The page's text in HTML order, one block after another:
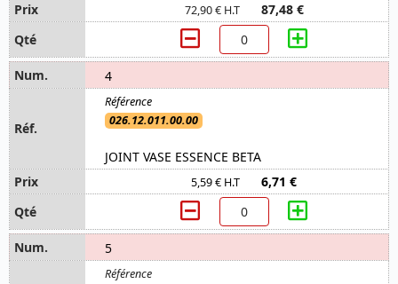
72,90 € H.T 87,48 €
4
026.12.011.00.00
JOINT VASE ESSENCE BETA
5,59 € H.T 6,71 €
5